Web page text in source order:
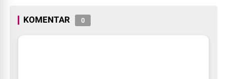
KOMENTAR 0